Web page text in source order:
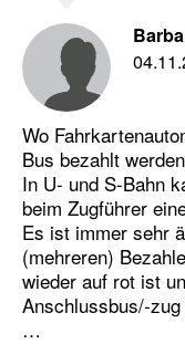
Wo
Bus bezahlt
In U- und S-Bahn
beim Zugführer
Es ist immer sehr
(mehreren)
wieder auf rot ist
Anschlussbus/-
…